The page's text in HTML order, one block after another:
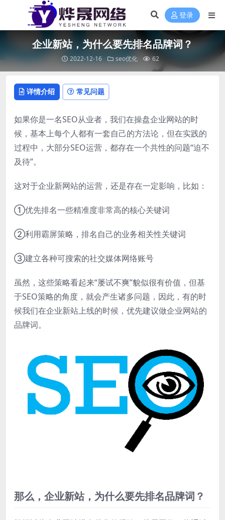
登录
企业新站，为什么要先排名品牌词？
2022-12-16 seo优化 62
详情介绍 常见问题
如果你是一名SEO从业者，我们在操盘企业网站的时
候，基本上每个人都有一套自己的方法论，但在实践的
过程中，大部分SEO运营，都存在一个共性的问题“迫不
及待”。
这对于企业新网站的运营，还是存在一定影响，比如：
①优先排名一些精准度非常高的核心关键词
②利用霸屏策略，排名自己的业务相关性关键词
③建立各种可搜索的社交媒体网络账号
虽然，这些策略看起来“屡试不爽”貌似很有价值，但基
于SEO策略的角度，就会产生诸多问题，因此，有的时
候我们在企业新站上线的时候，优先建议做企业网站的
品牌词。
那么，企业新站，为什么要先排名品牌词？